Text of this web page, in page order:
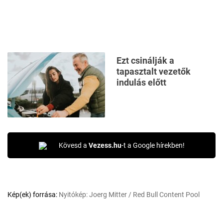
Ezt csinálják a
tapasztalt vezetők
indulás előtt
Kövesd a Vezess.hu-t a Google hírekben!
Kép(ek) forrása: Nyitókép: Joerg Mitter / Red Bull Content Pool